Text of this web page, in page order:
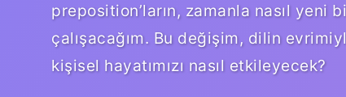
preposition’ların, zamanla nasıl
çalışacağım. Bu değişim, dilin
kişisel hayatımızı nasıl etkileyecek?